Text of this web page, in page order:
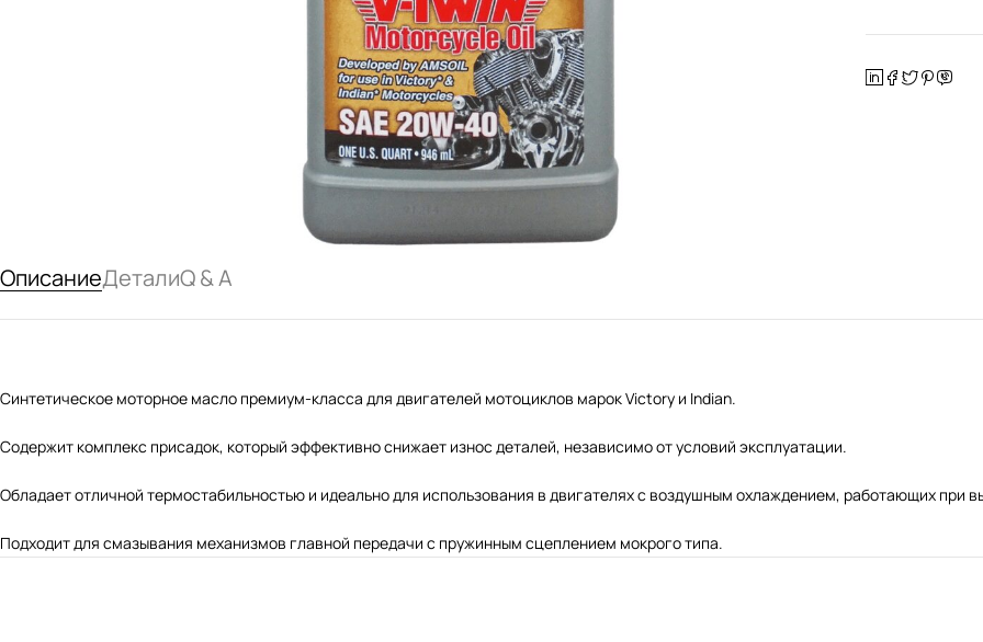
ОписаниеДеталиQ & A
Синтетическое моторное масло премиум-класса для двигателей мотоциклов марок Victory и Indian.
Содержит комплекс присадок, который эффективно снижает износ деталей, независимо от условий эксплуатации.
Обладает отличной термостабильностью и идеально для использования в двигателях с воздушным охлаждением, работающих при
Подходит для смазывания механизмов главной передачи с пружинным сцеплением мокрого типа.